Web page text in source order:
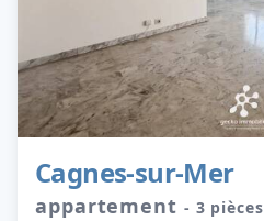
Cagnes-sur-Mer
appartement - 3 pièces